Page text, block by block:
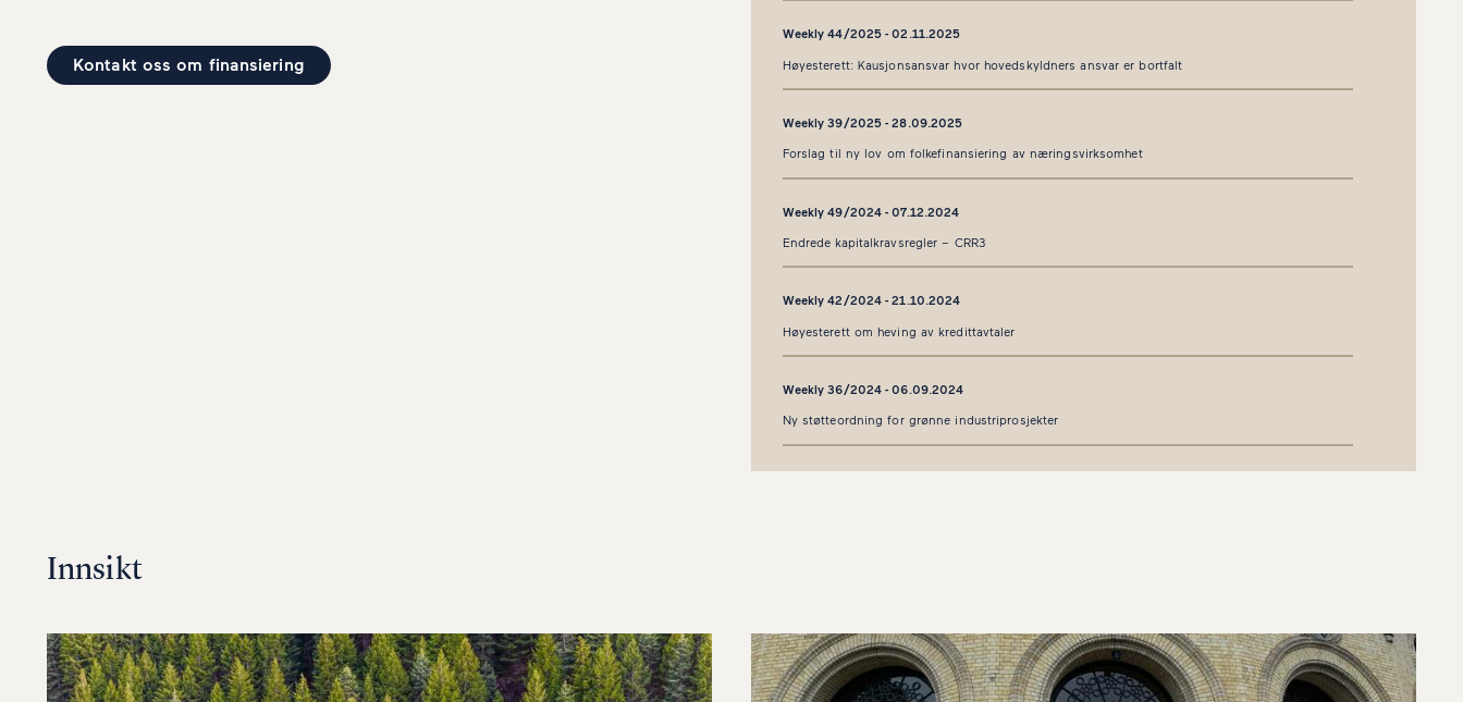
Kontakt oss om finansiering
Weekly 44/2025 - 02.11.2025
Høyesterett: Kausjonsansvar hvor hovedskyldners ansvar er bortfalt
Weekly 39/2025 - 28.09.2025
Forslag til ny lov om folkefinansiering av næringsvirksomhet
Weekly 49/2024 - 07.12.2024
Endrede kapitalkravsregler – CRR3
Weekly 42/2024 - 21.10.2024
Høyesterett om heving av kredittavtaler
Weekly 36/2024 - 06.09.2024
Ny støtteordning for grønne industriprosjekter
Weekly 12/2024 - 15.03.2024
Rekonstruksjonsloven – høring tilleggsforslag
Innsikt